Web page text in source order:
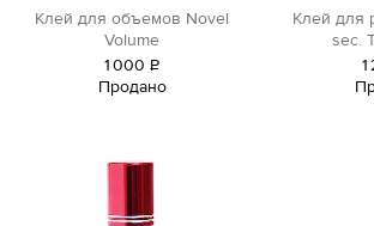
Клей для объемов Novel
Volume
1000 Р
уб.
Продано
Клей для
sec.
1